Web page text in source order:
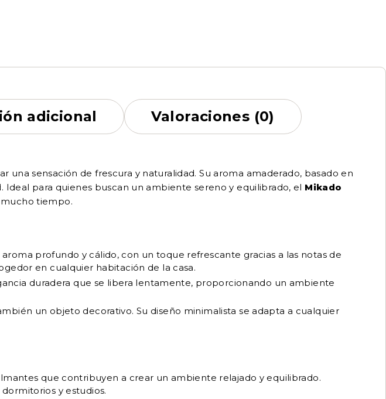
adicional Valoraciones (0)
una sensación de frescura y naturalidad. Su aroma amaderado, basado en
para quienes buscan un ambiente sereno y equilibrado, el Mikado
tiempo.
profundo y cálido, con un toque refrescante gracias a las notas de
en cualquier habitación de la casa.
duradera que se libera lentamente, proporcionando un ambiente
un objeto decorativo. Su diseño minimalista se adapta a cualquier
que contribuyen a crear un ambiente relajado y equilibrado.
y estudios.